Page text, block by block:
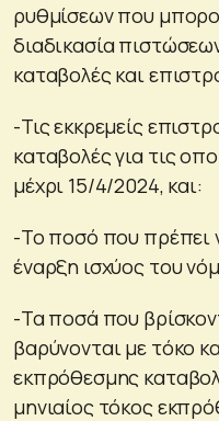
ρυθμίσεων που
διαδικασία
καταβολές και
-Τις εκκρεμείς
καταβολές για τις
μέχρι 15/4/2024, και:
-Το ποσό που πρέπει
έναρξη ισχύος του
-Τα ποσά που
βαρύνονται με τόκο
εκπρόθεσμης
μηνιαίος τόκος